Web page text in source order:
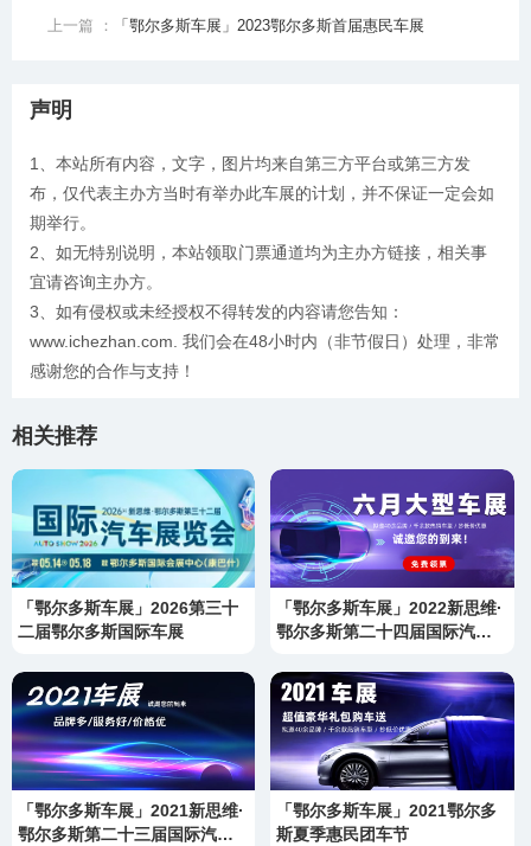
上一篇 ： 「鄂尔多斯车展」2023鄂尔多斯首届惠民车展
声明
1、本站所有内容，文字，图片均来自第三方平台或第三方发
布，仅代表主办方当时有举办此车展的计划，并不保证一定会如
期举行。
2、如无特别说明，本站领取门票通道均为主办方链接，相关事
宜请咨询主办方。
3、如有侵权或未经授权不得转发的内容请您告知：
www.ichezhan.com. 我们会在48小时内（非节假日）处理，非常
感谢您的合作与支持！
相关推荐
「鄂尔多斯车展」2026第三十
二届鄂尔多斯国际车展
「鄂尔多斯车展」2022新思维·
鄂尔多斯第二十四届国际汽车
「鄂尔多斯车展」2021新思维·
鄂尔多斯第二十三届国际汽车
「鄂尔多斯车展」2021鄂尔多
斯夏季惠民团车节